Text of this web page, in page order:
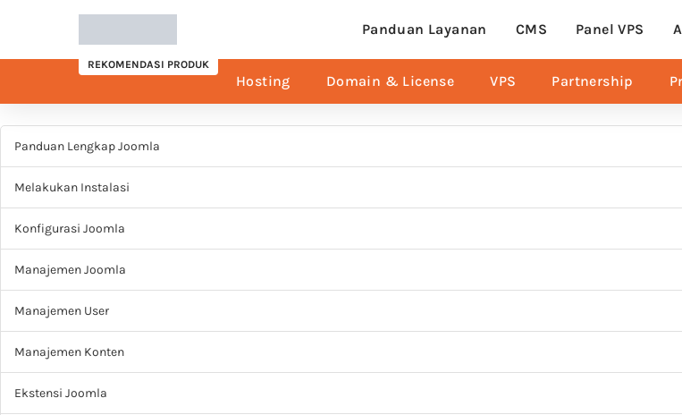
Panduan Layanan CMS Panel VPS
REKOMENDASI PRODUK
Hosting Domain & License VPS Partnership
Panduan Lengkap Joomla
Melakukan Instalasi
Konfigurasi Joomla
Manajemen Joomla
Manajemen User
Manajemen Konten
Ekstensi Joomla